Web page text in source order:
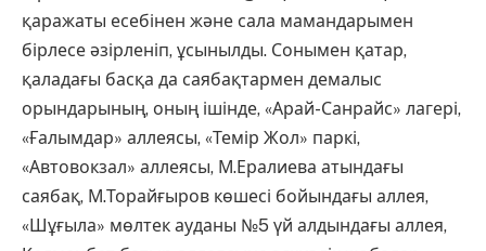
қаражаты есебінен және сала мамандарымен
бірлесе әзірленіп, ұсынылды. Сонымен қатар,
қаладағы басқа да саябақтармен демалыс
орындарының, оның ішінде, «Арай-Санрайс» лагері,
«Ғалымдар» аллеясы, «Темір Жол» паркі,
«Автовокзал» аллеясы, М.Ералиева атындағы
саябақ, М.Торайғыров көшесі бойындағы аллея,
«Шұғыла» мөлтек ауданы №5 үй алдындағы аллея,